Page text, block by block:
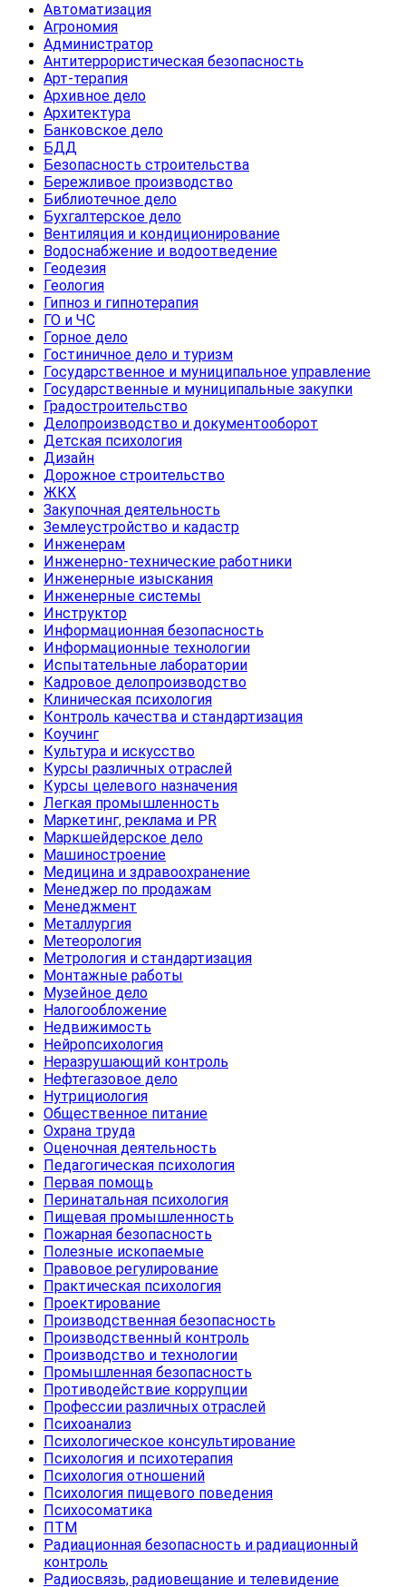
Автоматизация
Агрономия
Администратор
Антитеррористическая безопасность
Арт-терапия
Архивное дело
Архитектура
Банковское дело
БДД
Безопасность строительства
Бережливое производство
Библиотечное дело
Бухгалтерское дело
Вентиляция и кондиционирование
Водоснабжение и водоотведение
Геодезия
Геология
Гипноз и гипнотерапия
ГО и ЧС
Горное дело
Гостиничное дело и туризм
Государственное и муниципальное управление
Государственные и муниципальные закупки
Градостроительство
Делопроизводство и документооборот
Детская психология
Дизайн
Дорожное строительство
ЖКХ
Закупочная деятельность
Землеустройство и кадастр
Инженерам
Инженерно-технические работники
Инженерные изыскания
Инженерные системы
Инструктор
Информационная безопасность
Информационные технологии
Испытательные лаборатории
Кадровое делопроизводство
Клиническая психология
Контроль качества и стандартизация
Коучинг
Культура и искусство
Курсы различных отраслей
Курсы целевого назначения
Легкая промышленность
Маркетинг, реклама и PR
Маркшейдерское дело
Машиностроение
Медицина и здравоохранение
Менеджер по продажам
Менеджмент
Металлургия
Метеорология
Метрология и стандартизация
Монтажные работы
Музейное дело
Налогообложение
Недвижимость
Нейропсихология
Неразрушающий контроль
Нефтегазовое дело
Нутрициология
Общественное питание
Охрана труда
Оценочная деятельность
Педагогическая психология
Первая помощь
Перинатальная психология
Пищевая промышленность
Пожарная безопасность
Полезные ископаемые
Правовое регулирование
Практическая психология
Проектирование
Производственная безопасность
Производственный контроль
Производство и технологии
Промышленная безопасность
Противодействие коррупции
Профессии различных отраслей
Психоанализ
Психологическое консультирование
Психология и психотерапия
Психология отношений
Психология пищевого поведения
Психосоматика
ПТМ
Радиационная безопасность и радиационный
контроль
Радиосвязь, радиовещание и телевидение